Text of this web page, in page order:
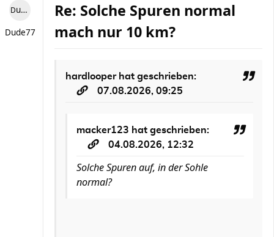
Dude77
Dude77
Re: Solche Spuren normal
mach nur 10 km?
hardlooperhat geschrieben:
07.08.2026, 09:25
macker123 hat geschrieben:
04.08.2026, 12:32
Solche Spuren auf, in der Sohle
normal?